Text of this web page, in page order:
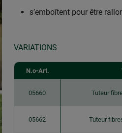
s’emboîtent pour être
VARIATIONS
N.o-Art.
05660 Tuteur
05662 Tuteur